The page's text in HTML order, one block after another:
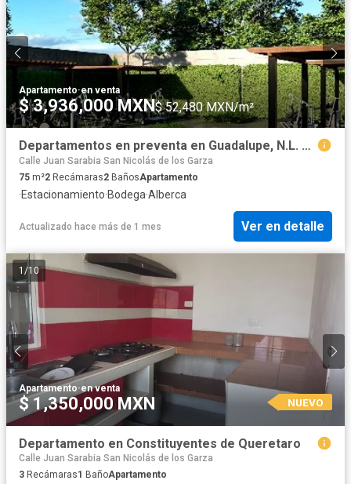
Apartamento·en venta
$ 3,936,000 MXN$ 52,480 MXN/m²
Departamentos en preventa en Guadalupe, N.L. en zona Linda Vista
Calle Juan Sarabia San Nicolás de los Garza
75 m²2 Recámaras2 BañosApartamento
·Estacionamiento·Bodega·Alberca
Actualizado hace más de 1 mes Ver en detalle
1 /10
Apartamento·en venta
$ 1,350,000 MXN NUEVO
Departamento en Constituyentes de Queretaro
Calle Juan Sarabia San Nicolás de los Garza
3 Recámaras1 BañoApartamento